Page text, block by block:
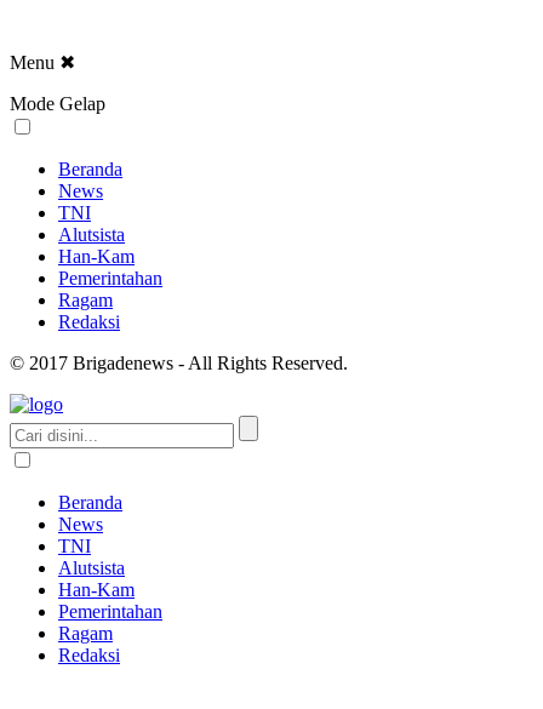
Menu ✖
Mode Gelap
Beranda
News
TNI
Alutsista
Han-Kam
Pemerintahan
Ragam
Redaksi
© 2017 Brigadenews - All Rights Reserved.
Beranda
News
TNI
Alutsista
Han-Kam
Pemerintahan
Ragam
Redaksi